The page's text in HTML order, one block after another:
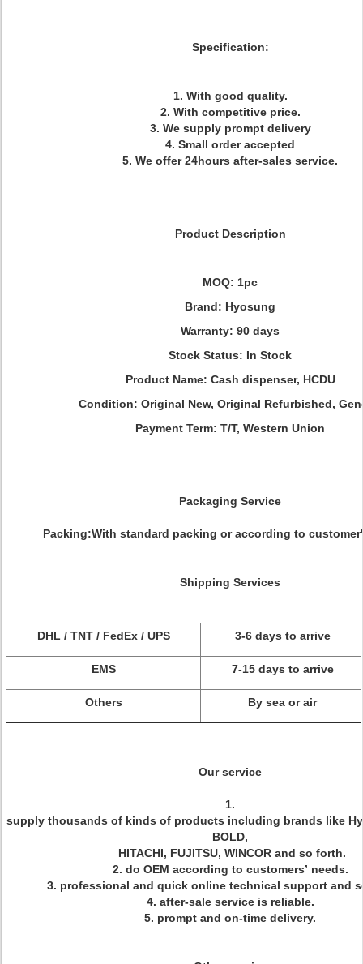
Specification:
1. With good quality.
2. With competitive price.
3. We supply prompt delivery
4. Small order accepted
5. We offer 24hours after-sales service.
Product Description
MOQ: 1pc
Brand: Hyosung
Warranty: 90 days
Stock Status: In Stock
Product Name: Cash dispenser, HCDU
Condition: Original New, Original Refurbished,
Payment Term: T/T, Western Union
Packaging Service
Packing:With standard packing or according to
Shipping Services
DHL / TNT / FedEx / UPS 3-6 days to arrive
EMS 7-15 days to arrive
Others By sea or air
Our service
1.
supply thousands of kinds of products including brands like
BOLD,
HITACHI, FUJITSU, WINCOR and so forth.
2. do OEM according to customers’ needs.
3. professional and quick online technical support and
4. after-sale service is reliable.
5. prompt and on-time delivery.